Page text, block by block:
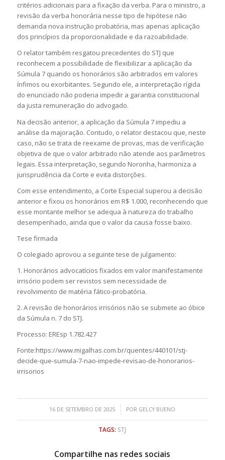
critérios adicionais para a fixação da verba. Para o ministro, a
revisão da verba honorária nesse tipo de hipótese não
demanda nova instrução probatória, mas apenas aplicação
dos princípios da proporcionalidade e da razoabilidade.
O relator também resgatou precedentes do STJ que
reconhecem a possibilidade de flexibilizar a aplicação da
Súmula 7 quando os honorários são arbitrados em valores
ínfimos ou exorbitantes. Segundo ele, a interpretação rígida
do enunciado não poderia impedir a garantia constitucional
da justa remuneração do advogado.
Na decisão anterior, a aplicação da Súmula 7 impediu a
análise da majoração. Contudo, o relator destacou que, neste
caso, não se trata de reexame de provas, mas de verificação
objetiva de que o valor arbitrado não atende aos parâmetros
legais. Essa interpretação, segundo Noronha, harmoniza a
jurisprudência da Corte e evita distorções.
Com esse entendimento, a Corte Especial superou a decisão
anterior e fixou os honorários em R$ 1.000, reconhecendo que
esse montante melhor se adequa à natureza do trabalho
desempenhado, ainda que o valor da causa fosse baixo.
Tese firmada
O colegiado aprovou a seguinte tese de julgamento:
1. Honorários advocatícios fixados em valor manifestamente
irrisório podem ser revistos sem necessidade de
revolvimento de matéria fático-probatória.
2. A revisão de honorários irrisórios não se submete ao óbice
da Súmula n. 7 do STJ.
Processo: EREsp 1.782.427
Fonte:https://www.migalhas.com.br/quentes/440101/stj-
decide-que-sumula-7-nao-impede-revisao-de-honorarios-
irrisorios
16 DE SETEMBRO DE 2025
/ POR GELCY BUENO
TAGS: STJ
Compartilhe nas redes sociais